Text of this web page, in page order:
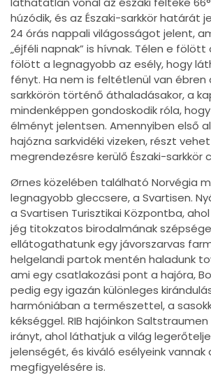
húzódik, és az Északi-sarkkör határát
24 órás nappali világosságot jelent,
„éjféli napnak” is hívnak. Télen e fölött
fölött a legnagyobb az esély, hogy
fényt. Ha nem is feltétlenül van ébren
sarkkörön történő áthaladásakor, a
mindenképpen gondoskodik róla,
élményt jelentsen. Amennyiben első
hajózna sarkvidéki vizeken, részt
megrendezésre kerülő Északi-sarkkör
Ørnes közelében található Norvégia
legnagyobb gleccsere, a Svartisen.
a Svartisen Turisztikai Központba,
jég titokzatos birodalmának
ellátogathatunk egy jávorszarvas
helgelandi partok mentén haladunk
ami egy csatlakozási pont a hajóra,
pedig egy igazán különleges
harmóniában a természettel, a
kékséggel. RIB hajóinkon
irányt, ahol láthatjuk a világ
jelenségét, és kiváló esélyeink vannak
megfigyelésére is.